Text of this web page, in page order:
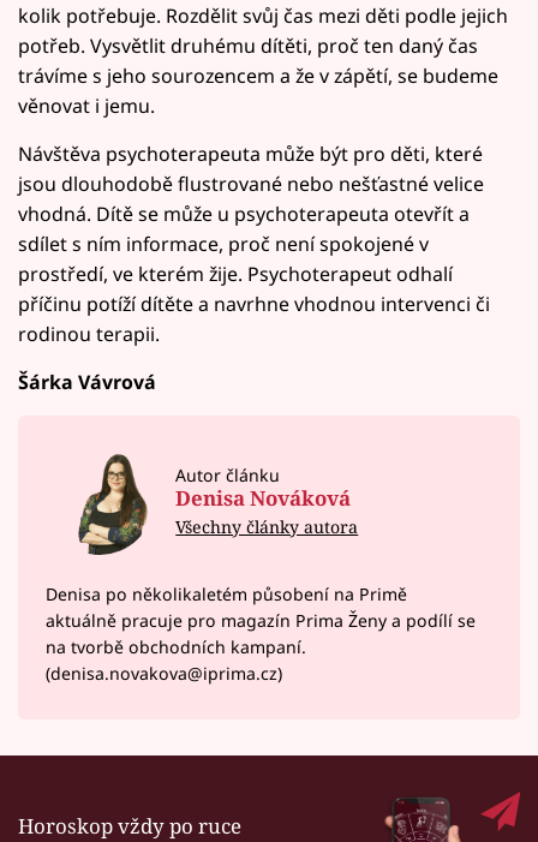
kolik potřebuje. Rozdělit svůj čas mezi děti podle jejich
potřeb. Vysvětlit druhému dítěti, proč ten daný čas
trávíme s jeho sourozencem a že v zápětí, se budeme
věnovat i jemu.
Návštěva psychoterapeuta může být pro děti, které
jsou dlouhodobě flustrované nebo nešťastné velice
vhodná. Dítě se může u psychoterapeuta otevřít a
sdílet s ním informace, proč není spokojené v
prostředí, ve kterém žije. Psychoterapeut odhalí
příčinu potíží dítěte a navrhne vhodnou intervenci či
rodinou terapii.
Šárka Vávrová
Autor článku
Denisa Nováková
Všechny články autora
Denisa po několikaletém působení na Primě
aktuálně pracuje pro magazín Prima Ženy a podílí se
na tvorbě obchodních kampaní.
(denisa.novakova@iprima.cz)
Horoskop vždy po ruce